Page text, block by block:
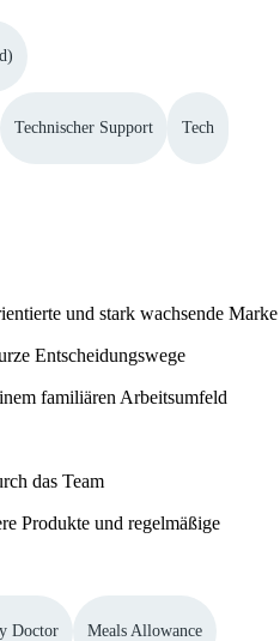
Technischer Support Tech
und stark wachsende Marke
Entscheidungswege
familiären Arbeitsumfeld
das Team
Produkte und regelmäßige
Doctor Meals Allowance